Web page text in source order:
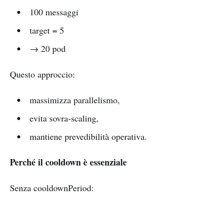
100 messaggi
target = 5
→ 20 pod
Questo approccio:
massimizza parallelismo,
evita sovra-scaling,
mantiene prevedibilità operativa.
Perché il cooldown è essenziale
Senza cooldownPeriod: